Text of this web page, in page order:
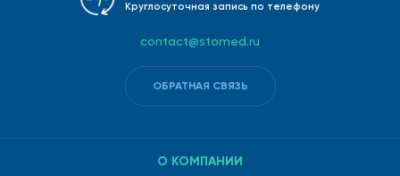
О КОМПАНИИ
Круглосуточная запись по телефону
contact@stomed.ru
ОБРАТНАЯ СВЯЗЬ